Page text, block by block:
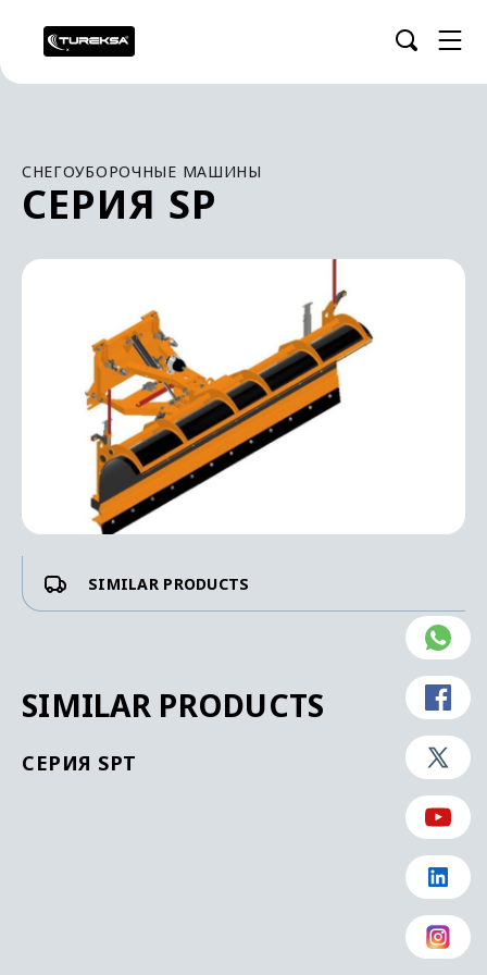
СНЕГОУБОРОЧНЫЕ МАШИНЫ
СЕРИЯ SP
SIMILAR PRODUCTS
SIMILAR PRODUCTS
СЕРИЯ SPT